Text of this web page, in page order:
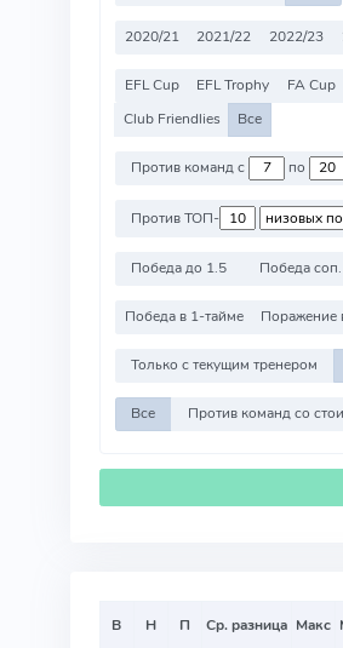
2020/21 2021/22 2022/23
EFL Cup EFL Trophy FA Cup
Club Friendlies
Все
Против команд с по
Против ТОП-
Победа до 1.5 Победа
Победа в 1-тайме Поражение
Только с текущим тренером
Все
В Н П Ср. разница Макс